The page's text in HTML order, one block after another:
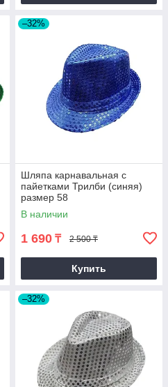
–32%
Шляпа карнавальная с
пайетками Трилби (синяя)
размер 58
В наличии
1 690 ₸ 2 500 ₸
Купить
–32%